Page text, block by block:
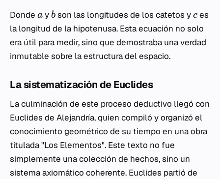
Donde a y b son las longitudes de los catetos y c es
la longitud de la hipotenusa. Esta ecuación no solo
era útil para medir, sino que demostraba una verdad
inmutable sobre la estructura del espacio.
La sistematización de Euclides
La culminación de este proceso deductivo llegó con
Euclides de Alejandría, quien compiló y organizó el
conocimiento geométrico de su tiempo en una obra
titulada "Los Elementos". Este texto no fue
simplemente una colección de hechos, sino un
sistema axiomático coherente. Euclides partió de